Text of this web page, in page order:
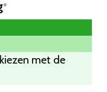
*
met de